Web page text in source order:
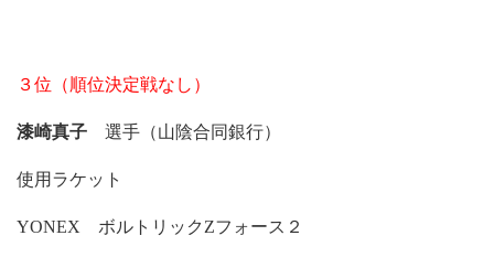
３位（順位決定戦なし）
漆崎真子 選手（山陰合同銀行）
使用ラケット
YONEX ボルトリックZフォース２